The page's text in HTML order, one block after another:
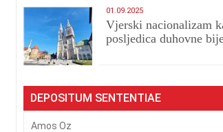
01.09.2025
​Vjerski nacionalizam
posljedica duhovne
DEPOSITUM SENTENTIAE
Amos Oz